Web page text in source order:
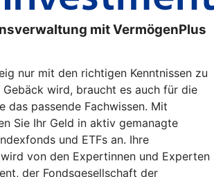
mit VermögenPlus
nur mit den richtigen Kenntnissen zu
Gebäck wird, braucht es auch für die
das passende Fachwissen. Mit
Sie Ihr Geld in aktiv gemanagte
und ETFs an. Ihre
von den Expertinnen und Experten
der Fondsgesellschaft der